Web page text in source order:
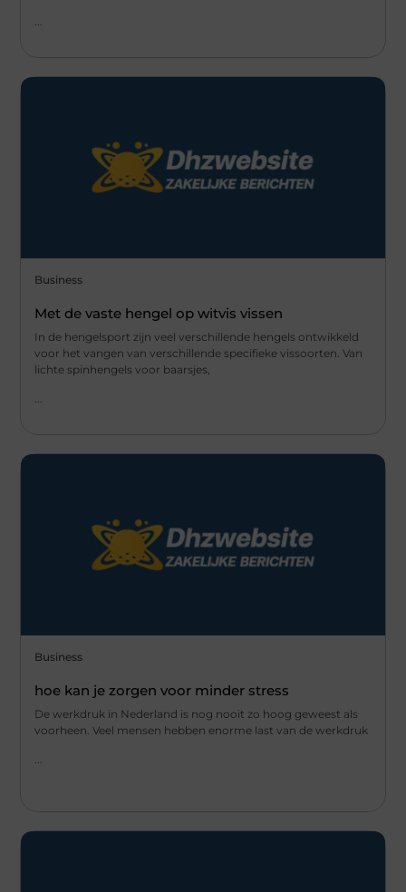
Business
Met de vaste hengel op witvis vissen
In de hengelsport zijn veel verschillende hengels ontwikkeld
voor het vangen van verschillende specifieke vissoorten. Van
lichte spinhengels voor baarsjes,
Business
hoe kan je zorgen voor minder stress
De werkdruk in Nederland is nog nooit zo hoog geweest als
voorheen. Veel mensen hebben enorme last van de werkdruk
...